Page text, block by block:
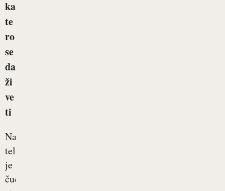
ka
te
ro
se
da
ži
ve
ti
Naše
telo
je
čudovit